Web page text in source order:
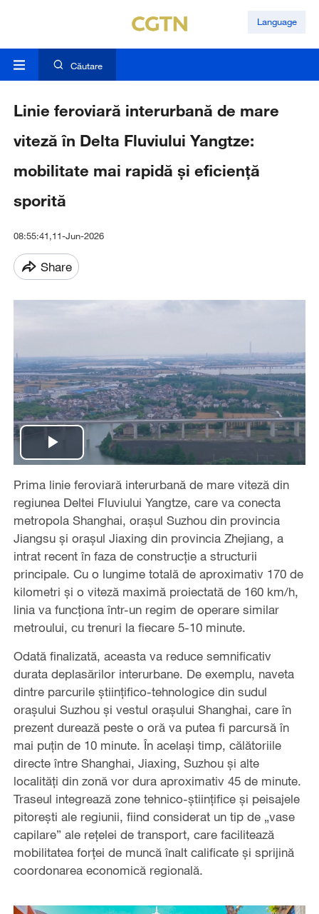
Language
Căutare
Linie feroviară interurbană de mare
viteză în Delta Fluviului Yangtze:
mobilitate mai rapidă și eficiență
sporită
08:55:41,11-Jun-2026
Share
Play
Video
Prima linie feroviară interurbană de mare viteză din
regiunea Deltei Fluviului Yangtze, care va conecta
metropola Shanghai, orașul Suzhou din provincia
Jiangsu și orașul Jiaxing din provincia Zhejiang, a
intrat recent în faza de construcție a structurii
principale. Cu o lungime totală de aproximativ 170 de
kilometri și o viteză maximă proiectată de 160 km/h,
linia va funcționa într-un regim de operare similar
metroului, cu trenuri la fiecare 5-10 minute.
Odată finalizată, aceasta va reduce semnificativ
durata deplasărilor interurbane. De exemplu, naveta
dintre parcurile științifico-tehnologice din sudul
orașului Suzhou și vestul orașului Shanghai, care în
prezent durează peste o oră va putea fi parcursă în
mai puțin de 10 minute. În același timp, călătoriile
directe între Shanghai, Jiaxing, Suzhou și alte
localități din zonă vor dura aproximativ 45 de minute.
Traseul integrează zone tehnico-științifice și peisajele
pitorești ale regiunii, fiind considerat un tip de „vase
capilare” ale rețelei de transport, care facilitează
mobilitatea forței de muncă înalt calificate și sprijină
coordonarea economică regională.